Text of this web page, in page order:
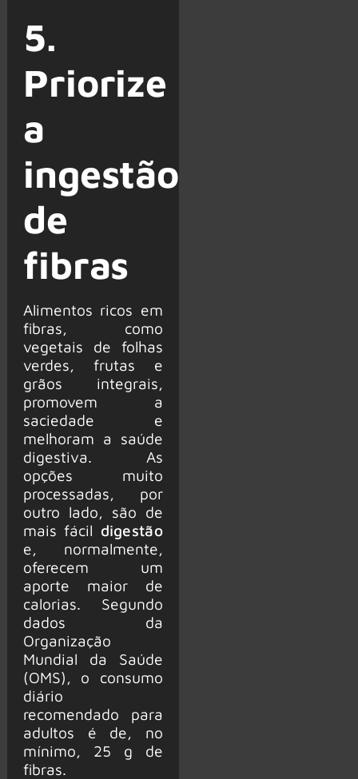
5.
Priorize
a
ingestão
de
fibras
Alimentos ricos em
fibras, como
vegetais de folhas
verdes, frutas e
grãos integrais,
promovem a
saciedade e
melhoram a saúde
digestiva. As
opções muito
processadas, por
outro lado, são de
mais fácil digestão
e, normalmente,
oferecem um
aporte maior de
calorias. Segundo
dados da
Organização
Mundial da Saúde
(OMS), o consumo
diário
recomendado para
adultos é de, no
mínimo, 25 g de
fibras.